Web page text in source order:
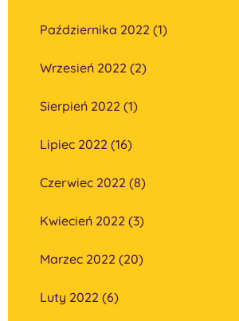
Października 2022 (1)
Wrzesień 2022 (2)
Sierpień 2022 (1)
Lipiec 2022 (16)
Czerwiec 2022 (8)
Kwiecień 2022 (3)
Marzec 2022 (20)
Luty 2022 (6)